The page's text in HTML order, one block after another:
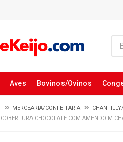
Aves Bovinos/Ovinos
MERCEARIA/CONFEITARIA
COBERTURA CHOCOLATE COM AMENDOIM